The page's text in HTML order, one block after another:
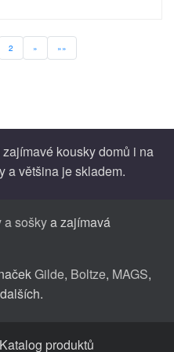
2 » »»
kousky domů i na
a většina je skladem.
a soškya zajímavá
Gilde, Boltze, MAGS,
produktů